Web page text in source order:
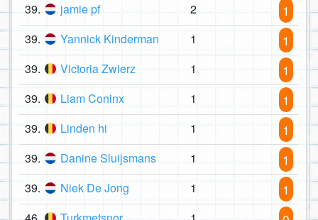
39. jamie pf 2 1
39. Yannick Kinderman 1 1
39. Victoria Zwierz 1 1
39. Liam Coninx 1 1
39. Linden hi 1 1
39. Danine Sluijsmans 1 1
39. Niek De Jong 1 1